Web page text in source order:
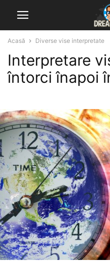
Acasă Diverse vise interpretate
Interpretare
întorci înapoi